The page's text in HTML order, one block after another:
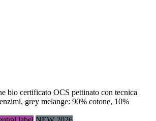
bio certificato OCS pettinato con tecnica
grey melange: 90% cotone, 10%